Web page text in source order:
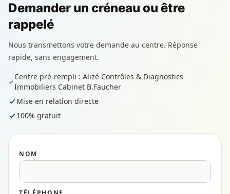
Demander un créneau ou être
rappelé
Nous transmettons votre demande au centre. Réponse
rapide, sans engagement.
Centre pré-rempli : Alizé Contrôles & Diagnostics
Immobiliers Cabinet B.Faucher
Mise en relation directe
100% gratuit
NOM